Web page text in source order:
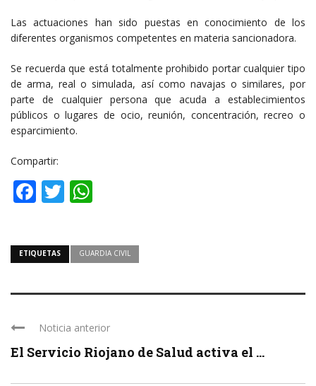
Las actuaciones han sido puestas en conocimiento de los
diferentes organismos competentes en materia sancionadora.
Se recuerda que está totalmente prohibido portar cualquier tipo
de arma, real o simulada, así como navajas o similares, por
parte de cualquier persona que acuda a establecimientos
públicos o lugares de ocio, reunión, concentración, recreo o
esparcimiento.
Compartir:
Facebook
Twitter
ETIQUETAS GUARDIA CIVIL
Noticia anterior
El Servicio Riojano de Salud activa el ...